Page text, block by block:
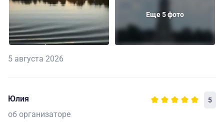
Еще 5 фото
5 августа 2026
Юлия 5
об организаторе